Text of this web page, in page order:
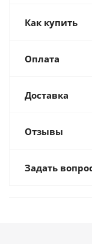
Как купить
Оплата
Доставка
Отзывы
Задать